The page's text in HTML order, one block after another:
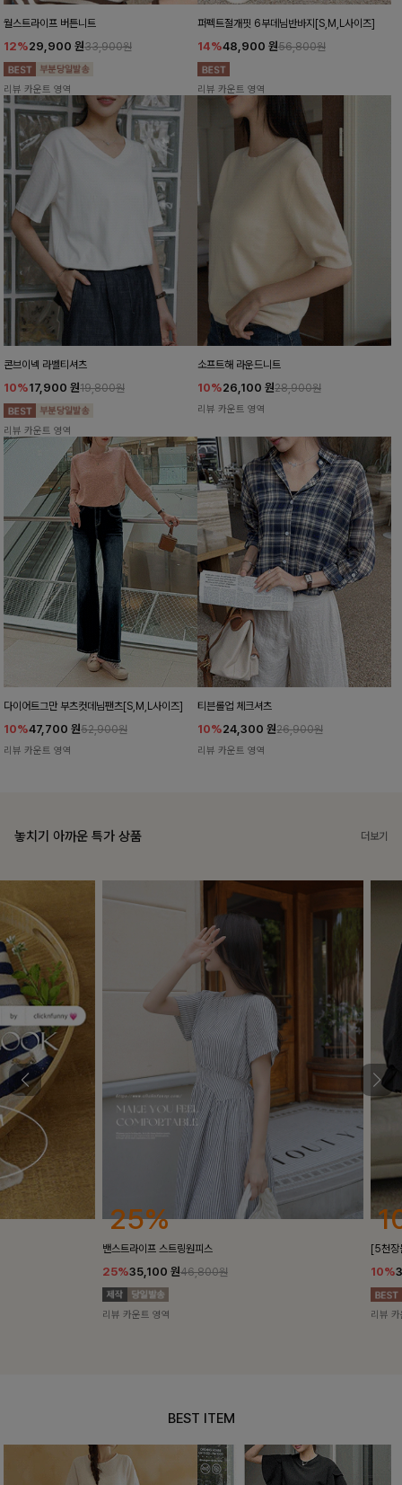
월스트라이프 버튼니트
12%29,900 원33,900원
리뷰 카운트 영역
퍼펙트절개핏 6부데님반바지[S,M,L사이즈]
14%48,900 원56,800원
리뷰 카운트 영역
콘브이넥 라벨티셔츠
10%17,900 원19,800원
리뷰 카운트 영역
소프트해 라운드니트
10%26,100 원28,900원
리뷰 카운트 영역
다이어트그만 부츠컷데님팬츠[S,M,L사이즈]
10%47,700 원52,900원
리뷰 카운트 영역
티븐롤업 체크셔츠
10%24,300 원26,900원
리뷰 카운트 영역
놓치기 아까운 특가 상품 더보기
25%
밴스트라이프 스트링원피스
35,100원46,800원
리뷰 카운트 영역
10%
[5천장돌파/
리뷰 카운트 영
BEST ITEM